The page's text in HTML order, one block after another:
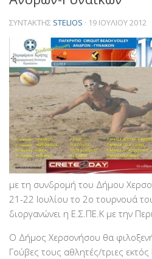
ΣΥΝΤΆΚΤΗΣ STELIOS · 19 ΙΟΥΛΊΟΥ 2012
με τη συνδρομή του Δήμου
21-22 Ιουλίου το 2ο τουρνουά
διοργανώνει η Ε.Σ.ΠΕ.Κ με την
Ο Δήμος Χερσονήσου θα
Γούβες τους αθλητές/τριες